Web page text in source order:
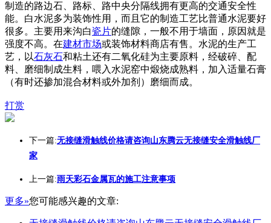
制造的路边石、路标、路中央分隔线拥有更高的交通安全性
能。白水泥多为装饰性用，而且它的制造工艺比普通水泥要好
很多。主要用来沟白瓷片的缝隙，一般不用于墙面，原因就是
强度不高。在建材市场或装饰材料商店有售。水泥的生产工
艺，以石灰石和粘土还有二氧化硅为主要原料，经破碎、配
料、磨细制成生料，喂入水泥窑中煅烧成熟料，加入适量石膏
（有时还掺加混合材料或外加剂）磨细而成。
打赏
下一篇:无接缝滑触线价格请咨询山东腾云无接缝安全滑触线厂
家
上一篇:雨天彩石金属瓦的施工注意事项
更多»您可能感兴趣的文章: